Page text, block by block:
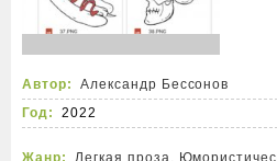
Автор:
Александр Бессонов
Год:
2022
Жанр: Легкая проза,